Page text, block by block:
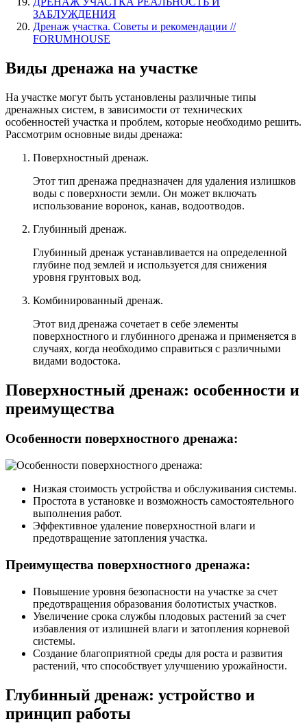
ЗАБЛУЖДЕНИЯ
Дренаж участка. Советы и рекомендации //
FORUMHOUSE
Виды дренажа на участке
На участке могут быть установлены различные типы
дренажных систем, в зависимости от технических
особенностей участка и проблем, которые необходимо решить.
Рассмотрим основные виды дренажа:
Поверхностный дренаж.
Этот тип дренажа предназначен для удаления излишков
воды с поверхности земли. Он может включать
использование воронок, канав, водоотводов.
Глубинный дренаж.
Глубинный дренаж устанавливается на определенной
глубине под землей и используется для снижения
уровня грунтовых вод.
Комбинированный дренаж.
Этот вид дренажа сочетает в себе элементы
поверхностного и глубинного дренажа и применяется в
случаях, когда необходимо справиться с различными
видами водостока.
Поверхностный дренаж: особенности и
преимущества
Особенности поверхностного дренажа:
Низкая стоимость устройства и обслуживания системы.
Простота в установке и возможность самостоятельного
выполнения работ.
Эффективное удаление поверхностной влаги и
предотвращение затопления участка.
Преимущества поверхностного дренажа:
Повышение уровня безопасности на участке за счет
предотвращения образования болотистых участков.
Увеличение срока службы плодовых растений за счет
избавления от излишней влаги и затопления корневой
системы.
Создание благоприятной среды для роста и развития
растений, что способствует улучшению урожайности.
Глубинный дренаж: устройство и
принцип работы